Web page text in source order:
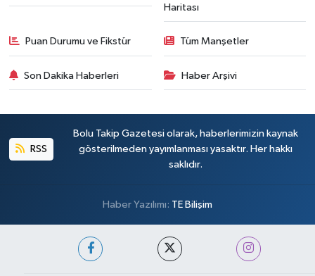
Haritası
Puan Durumu ve Fikstür Tüm Manşetler
Son Dakika Haberleri Haber Arşivi
RSS
Bolu Takip Gazetesi olarak, haberlerimizin kaynak
gösterilmeden yayımlanması yasaktır. Her hakkı
saklıdır.
Haber Yazılımı: TE Bilişim